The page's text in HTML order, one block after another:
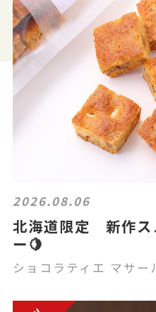
2026.08.06
北海道限定 新作ス
ー🍋
ショコラティエ マサー